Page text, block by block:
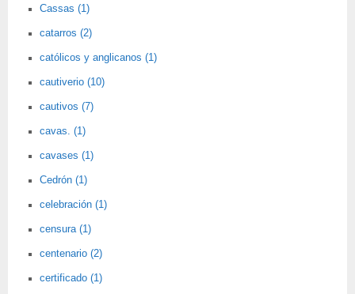
Cassas (1)
catarros (2)
católicos y anglicanos (1)
cautiverio (10)
cautivos (7)
cavas. (1)
cavases (1)
Cedrón (1)
celebración (1)
censura (1)
centenario (2)
certificado (1)